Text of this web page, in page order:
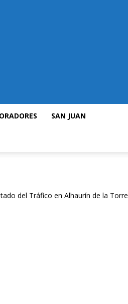
SAN JUAN
del Tráfico en Alhaurín de la Torre